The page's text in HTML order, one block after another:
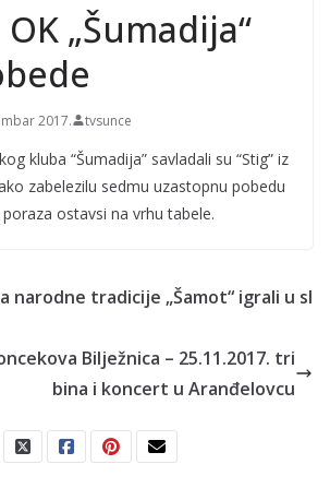
„Šumadija“
2017. tvsunce
kluba “Šumadija” savladali su “Stig” iz
zabelezilu sedmu uzastopnu pobedu
ostavsi na vrhu tabele.
narodne tradicije „Šamot“ igrali u sl
Bilježnica – 25.11.2017. tri
bina i koncert u Aranđelovcu